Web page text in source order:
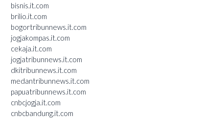
bisnis.it.com
brilio.it.com
bogortribunnews.it.com
jogjakompas.it.com
cekaja.it.com
jogjatribunnews.it.com
dkitribunnews.it.com
medantribunnews.it.com
papuatribunnews.it.com
cnbcjogja.it.com
cnbcbandung.it.com